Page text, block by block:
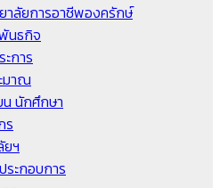
ลัยการอาชีพองครักษ์
นธกิจ
การ
มาณ
นักศึกษา
ร
ฯ
ะกอบการ